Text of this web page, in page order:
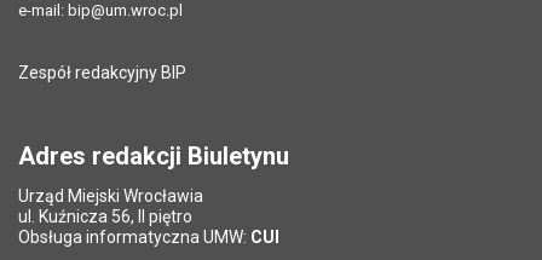
e-mail: bip@um.wroc.pl
Zespół redakcyjny BIP
Adres redakcji Biuletynu
Urząd Miejski Wrocławia
ul. Kuźnicza 56, II piętro
Obsługa informatyczna UMW: CUI